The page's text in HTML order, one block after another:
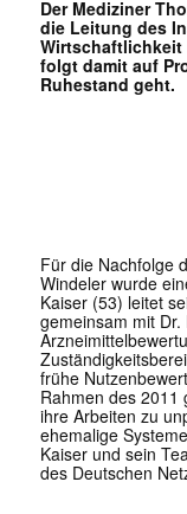
Der Mediziner
die Leitung des
Wirtschaftlichkeit
folgt damit auf
Ruhestand geht.
Für die Nachfolge
Windeler wurde
Kaiser (53) leitet
gemeinsam mit
frühe
Rahmen des 2011
ihre Arbeiten zu
ehemalige
Kaiser und sein
des Deutschen